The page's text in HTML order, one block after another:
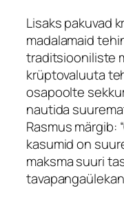
Lisaks pakuvad
madalamaid
traditsiooniliste
krüptovaluuta
osapoolte
nautida
Rasmusmärgib:
kasumid on
maksma suuri